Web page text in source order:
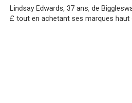
Lindsay Edwards, 37 ans, de
£ tout en achetant ses marques haut